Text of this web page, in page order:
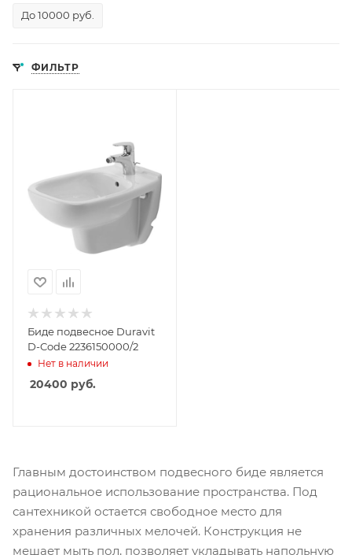
До 10000 руб.
ФИЛЬТР
Биде подвесное Duravit
D-Code 2236150000/2
Нет в наличии
20400 руб.
Главным достоинством подвесного биде является
рациональное использование пространства. Под
сантехникой остается свободное место для
хранения различных мелочей. Конструкция не
мешает мыть пол, позволяет укладывать напольную